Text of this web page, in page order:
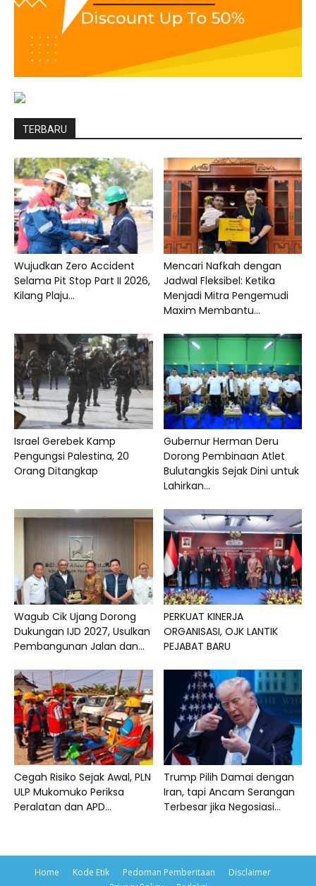
TERBARU
Wujudkan Zero Accident
Selama Pit Stop Part II 2026,
Kilang Plaju...
Mencari Nafkah dengan
Jadwal Fleksibel: Ketika
Menjadi Mitra Pengemudi
Maxim Membantu...
Israel Gerebek Kamp
Pengungsi Palestina, 20
Orang Ditangkap
Gubernur Herman Deru
Dorong Pembinaan Atlet
Bulutangkis Sejak Dini untuk
Lahirkan...
Wagub Cik Ujang Dorong
Dukungan IJD 2027, Usulkan
Pembangunan Jalan dan...
PERKUAT KINERJA
ORGANISASI, OJK LANTIK
PEJABAT BARU
Cegah Risiko Sejak Awal, PLN
ULP Mukomuko Periksa
Peralatan dan APD...
Trump Pilih Damai dengan
Iran, tapi Ancam Serangan
Terbesar jika Negosiasi...
Home Kode Etik Pedoman Pemberitaan
Disclaimer